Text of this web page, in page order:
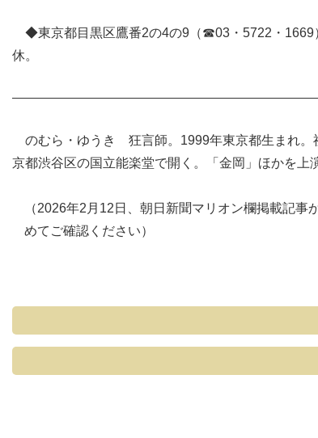
◆東京都目黒区鷹番2の4の9（☎03・5722・1669
休。
のむら・ゆうき 狂言師。1999年東京都生まれ。
京都渋谷区の国立能楽堂で開く。「金岡」ほかを上
（2026年2月12日、朝日新聞マリオン欄掲載記
めてご確認ください）